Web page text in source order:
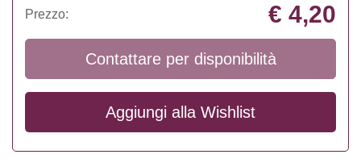
Prezzo: € 4,20
Contattare per disponibilità
Aggiungi alla Wishlist